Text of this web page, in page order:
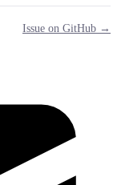
Issue on GitHub →